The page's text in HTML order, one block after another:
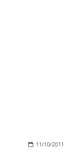
11/10/2011